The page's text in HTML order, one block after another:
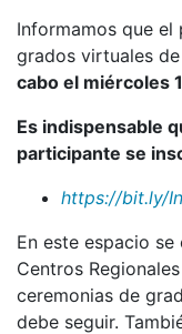
Informamos que
grados virtuales
cabo el miércoles
Es indispensable
participante se
https://bit.ly/
En este espacio
Centros
ceremonias de
debe seguir.